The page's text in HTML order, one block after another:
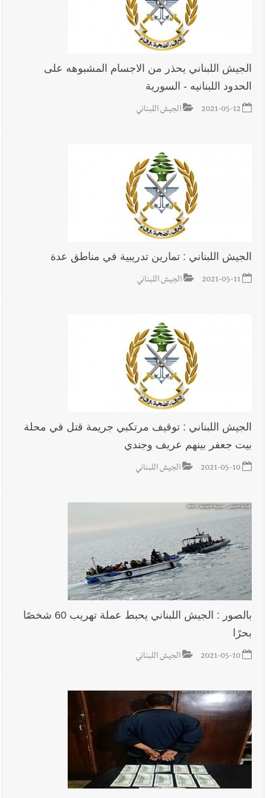
الجيش اللبناني يحذر من الاجسام المشبوهه على
الحدود اللبنانيه - السورية
2021-05-12 الجيش اللبناني
الجيش اللبناني : تمارين تدريبية في مناطق عدة
2021-05-11 الجيش اللبناني
الجيش اللبناني : توقيف مرتكبي جريمة قتل في محلة
بيت جعفر بينهم عريف وجندي
2021-05-10 الجيش اللبناني
بالصور : الجيش اللبناني يحبط عملة تهريب 60 شخصًا
بحرًا
2021-05-10 الجيش اللبناني